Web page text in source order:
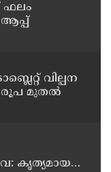
ഫലം
വില്പന
രൂപ മുതൽ
കൃത്യമായ